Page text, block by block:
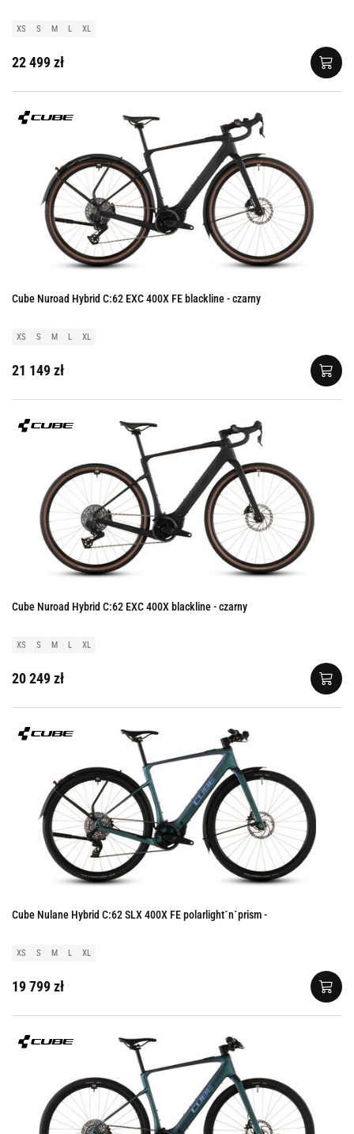
XS S M L XL
22 499 zł
Cube Nuroad Hybrid C:62 EXC 400X FE blackline - czarny
XS S M L XL
21 149 zł
Cube Nuroad Hybrid C:62 EXC 400X blackline - czarny
XS S M L XL
20 249 zł
Cube Nulane Hybrid C:62 SLX 400X FE polarlight´n´prism -
XS S M L XL
19 799 zł